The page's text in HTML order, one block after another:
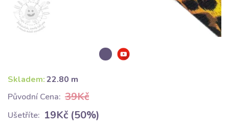
Skladem:22.80 m
Původní Cena: 39Kč
Ušetříte: 19Kč (50%)